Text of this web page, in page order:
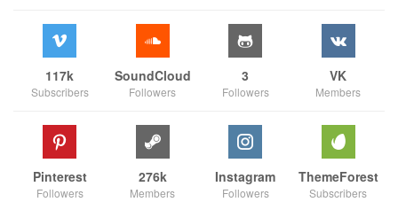
117k
Subscribers
SoundCloud
Followers
3
Followers
VK
Members
Pinterest
Followers
276k
Members
Instagram
Followers
ThemeForest
Subscribers